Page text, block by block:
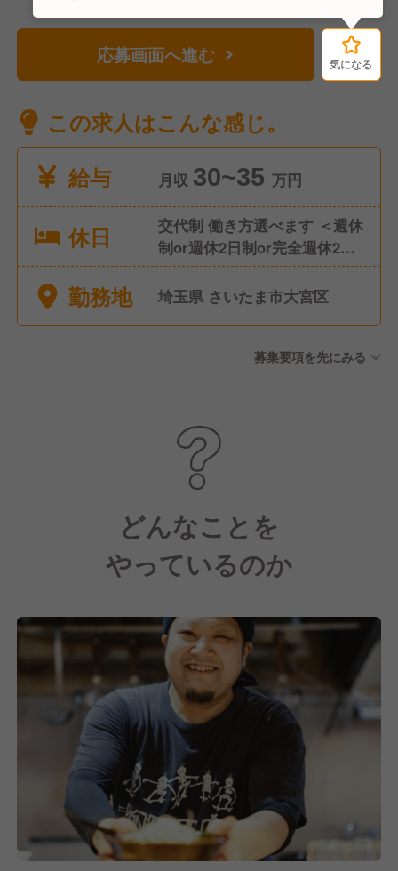
応募画面へ進む 気になる
この求人はこんな感じ。
給与
月収 30~35 万円
休日
交代制 働き方選べます ＜週休
制or週休2日制or完全週休2日
制or週休3日制＞
勤務地 埼玉県 さいたま市大宮区
募集要項を先にみる
どんなことを
やっているのか
気になる